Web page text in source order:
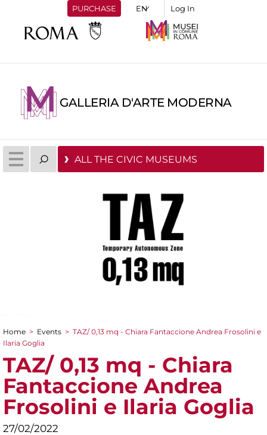
PURCHASE Log In
GALLERIA D'ARTE MODERNA
ALL THE CIVIC MUSEUMS
You are here
Home > Events > TAZ/ 0,13 mq - Chiara Fantaccione Andrea Frosolini e
Ilaria Goglia
TAZ/ 0,13 mq - Chiara
Fantaccione Andrea
Frosolini e Ilaria Goglia
27/02/2022